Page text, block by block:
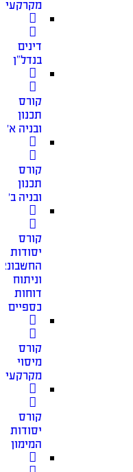
מקרקעין
דינים
בנדל”ן
קורס
תכנון
ובניה א׳
קורס
תכנון
ובניה ב׳
קורס
יסודות
וניתוח
דוחות
כספיים
קורס
מיסוי
מקרקעין
קורס
יסודות
המימון